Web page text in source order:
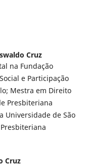
Cruz
na Fundação
e Participação
Mestra em Direito
Presbiteriana
Universidade de São
Cruz